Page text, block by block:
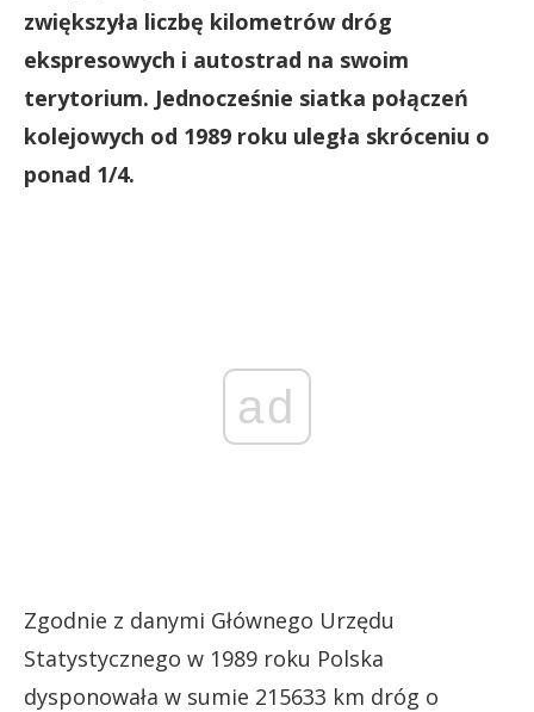
zwiększyła liczbę kilometrów dróg
ekspresowych i autostrad na swoim
terytorium. Jednocześnie siatka połączeń
kolejowych od 1989 roku uległa skróceniu o
ponad 1/4.
ad
Zgodnie z danymi Głównego Urzędu
Statystycznego w 1989 roku Polska
dysponowała w sumie 215633 km dróg o